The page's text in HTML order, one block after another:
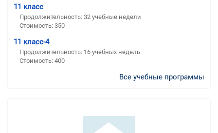
11 класс
Продолжительность: 32 учебные недели
Стоимость: 350
11 класс-4
Продолжительность: 16 учебных недель
Стоимость: 400
Все учебные программы